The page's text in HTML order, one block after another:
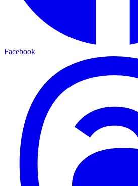
Facebook